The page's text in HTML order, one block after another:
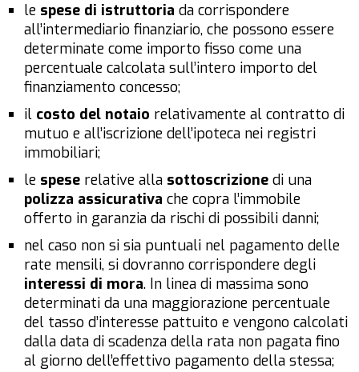
le spese di istruttoria da corrispondere
all’intermediario finanziario, che possono essere
determinate come importo fisso come una
percentuale calcolata sull’intero importo del
finanziamento concesso;
il costo del notaio relativamente al contratto di
mutuo e all’iscrizione dell’ipoteca nei registri
immobiliari;
le spese relative alla sottoscrizione di una
polizza assicurativa che copra l’immobile
offerto in garanzia da rischi di possibili danni;
nel caso non si sia puntuali nel pagamento delle
rate mensili, si dovranno corrispondere degli
interessi di mora. In linea di massima sono
determinati da una maggiorazione percentuale
del tasso d’interesse pattuito e vengono calcolati
dalla data di scadenza della rata non pagata fino
al giorno dell’effettivo pagamento della stessa;